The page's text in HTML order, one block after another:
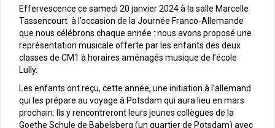
Effervescence ce samedi 20 janvier 2024 à la salle Marcelle
Tassencourt à l’occasion de la Journée Franco-Allemande
que nous célébrons chaque année : nous avons proposé une
représentation musicale offerte par les enfants des deux
classes de CM1 à horaires aménagés musique de l’école
Lully.
Les enfants ont reçu, cette année, une initiation à l’allemand
qui les prépare au voyage à Potsdam qui aura lieu en mars
prochain. Ils y rencontreront leurs jeunes collègues de la
Goethe Schule de Babelsberg (un quartier de Potsdam) avec